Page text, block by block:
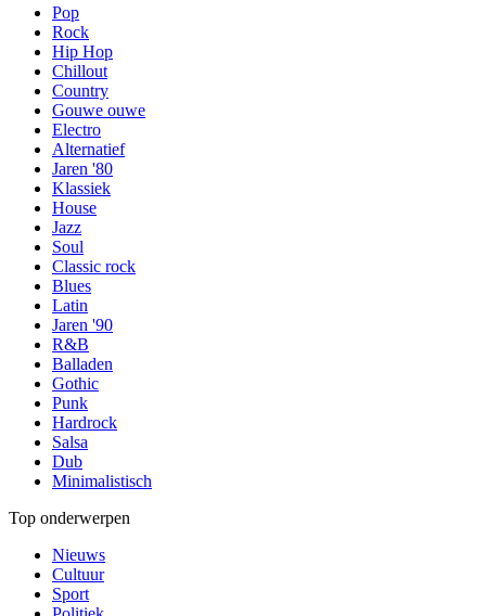
Pop
Rock
Hip Hop
Chillout
Country
Gouwe ouwe
Electro
Alternatief
Jaren '80
Klassiek
House
Jazz
Soul
Classic rock
Blues
Latin
Jaren '90
R&B
Balladen
Gothic
Punk
Hardrock
Salsa
Dub
Minimalistisch
Top onderwerpen
Nieuws
Cultuur
Sport